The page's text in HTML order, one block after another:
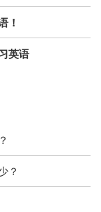
！
英语
？